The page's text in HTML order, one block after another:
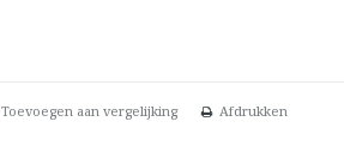
Toevoegen aan vergelijking Afdrukken